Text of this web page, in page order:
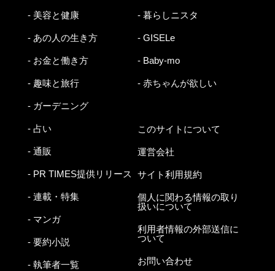
- 美容と健康
- あの人の生き方
- お金と働き方
- 趣味と旅行
- ガーデニング
- 占い
- 通販
- PR TIMES提供リリース
- 連載・特集
- マンガ
- 要約小説
- 執筆者一覧
- 暮らしニスタ
- GISELe
- Baby-mo
- 赤ちゃんが欲しい
このサイトについて
運営会社
サイト利用規約
個人に関わる情報の取り
扱いについて
利用者情報の外部送信に
ついて
お問い合わせ